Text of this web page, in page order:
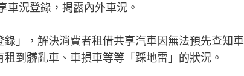
車況登錄，揭露內外車況。
」，解決消費者租借共享汽車因無法預先查知車
到髒亂車、車損車等等「踩地雷」的狀況。